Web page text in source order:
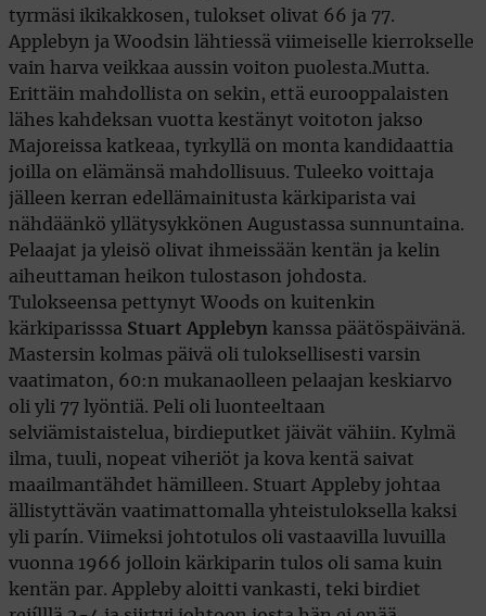
tyrmäsi ikikakkosen, tulokset olivat 66 ja 77.
Applebyn ja Woodsin lähtiessä viimeiselle kierrokselle
vain harva veikkaa aussin voiton puolesta.Mutta.
Erittäin mahdollista on sekin, että eurooppalaisten
lähes kahdeksan vuotta kestänyt voitoton jakso
Majoreissa katkeaa, tyrkyllä on monta kandidaattia
joilla on elämänsä mahdollisuus. Tuleeko voittaja
jälleen kerran edellämainitusta kärkiparista vai
nähdäänkö yllätysykkönen Augustassa sunnuntaina.
Pelaajat ja yleisö olivat ihmeissään kentän ja kelin
aiheuttaman heikon tulostason johdosta.
Tulokseensa pettynyt Woods on kuitenkin
kärkiparisssa Stuart Applebyn kanssa päätöspäivänä.
Mastersin kolmas päivä oli tuloksellisesti varsin
vaatimaton, 60:n mukanaolleen pelaajan keskiarvo
oli yli 77 lyöntiä. Peli oli luonteeltaan
selviämistaistelua, birdieputket jäivät vähiin. Kylmä
ilma, tuuli, nopeat viheriöt ja kova kentä saivat
maailmantähdet hämilleen. Stuart Appleby johtaa
ällistyttävän vaatimattomalla yhteistuloksella kaksi
yli parín. Viimeksi johtotulos oli vastaavilla luvuilla
vuonna 1966 jolloin kärkiparin tulos oli sama kuin
kentän par. Appleby aloitti vankasti, teki birdiet